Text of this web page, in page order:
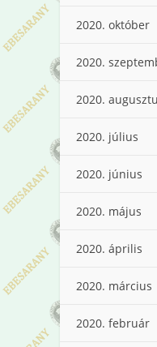
2020. október
2020.
2020.
2020. július
2020. június
2020. május
2020. április
2020. március
2020. február